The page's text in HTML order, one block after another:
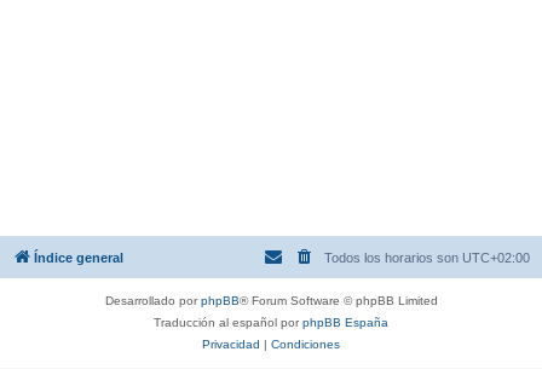
Índice general Todos los horarios son UTC+02:00
Desarrollado porphpBB® Forum Software © phpBB Limited
Traducción al español porphpBB España
Privacidad
Condiciones